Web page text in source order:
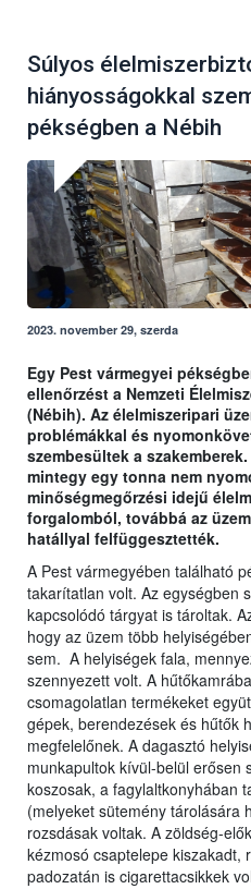
Súlyos
hiányosságokkal
pékségben a Nébih
2023. november 29, szerda
Egy Pest vármegyei
ellenőrzést a Nemzeti
(Nébih). Az élelmiszeripari
problémákkal és
szembesültek a
mintegy egy tonna nem
minőségmegőrzési idejű
forgalomból, továbbá az
hatállyal felfüggesztették.
A Pest vármegyében található
takarítatlan volt. Az egységben
kapcsolódó tárgyat is tároltak.
hogy az üzem több
sem. A helyiségek fala,
szennyezett volt. A
csomagolatlan termékeket
gépek, berendezések és hűtők
megfelelőnek. A dagasztó
munkapultok kívül-belül erősen
koszosak, a fagylaltkonyhában
(melyeket sütemény tárolására
rozsdásak voltak. A zöldség-
kézmosó csaptelepe kiszakadt,
padozatán is cigarettacsikkek